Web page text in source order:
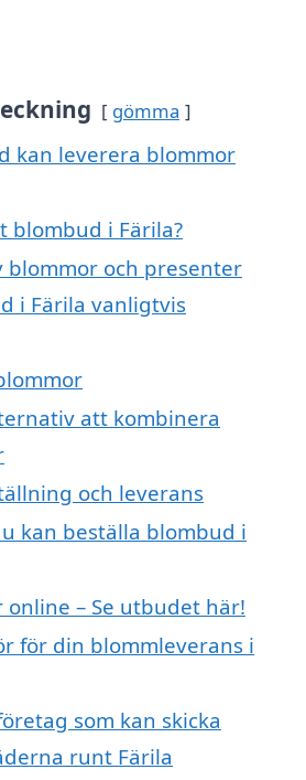
gömma
kan leverera blommor
blombud i Färila?
blommor och presenter
i Färila vanligtvis
att kombinera
och leverans
kan beställa blombud i
online – Se utbudet här!
för din blommleverans i
som kan skicka
runt Färila